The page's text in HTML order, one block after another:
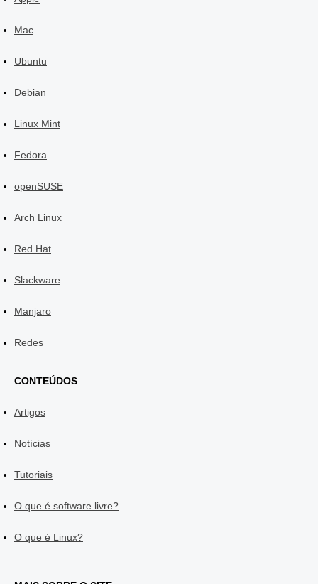
Mac
Ubuntu
Debian
Linux Mint
Fedora
openSUSE
Arch Linux
Red Hat
Slackware
Manjaro
Redes
CONTEÚDOS
Artigos
Notícias
Tutoriais
O que é software livre?
O que é Linux?